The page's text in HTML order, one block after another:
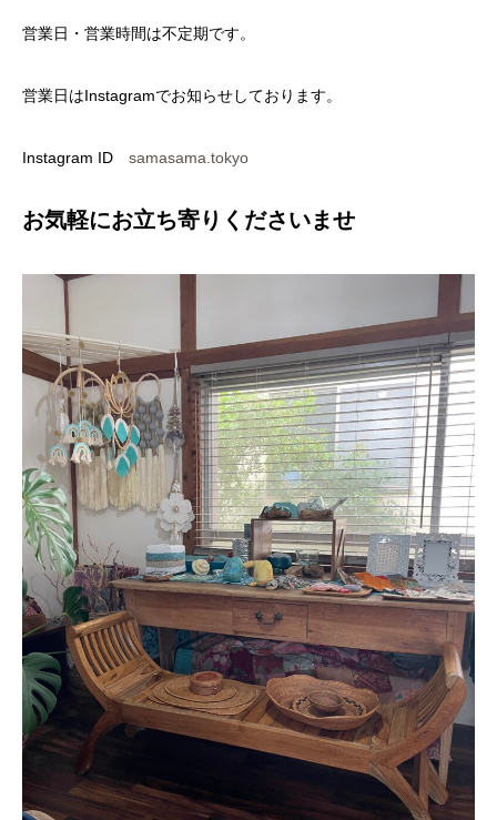
営業日・営業時間は不定期です。
営業日はInstagramでお知らせしております。
Instagram ID samasama.tokyo
お気軽にお立ち寄りくださいませ